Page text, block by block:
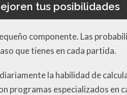
tus posibilidades
componente. Las
que tienes en cada partida.
la habilidad de
programas especializados en